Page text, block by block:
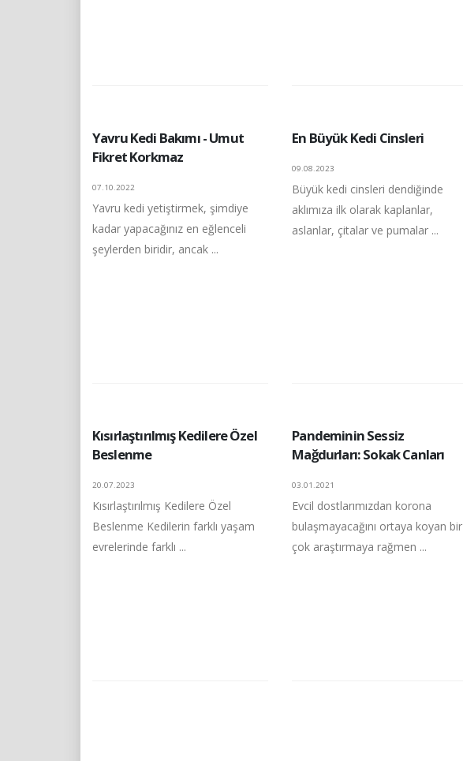
Yavru Kedi Bakımı - Umut
Fikret Korkmaz
07.10.2022
Yavru kedi yetiştirmek, şimdiye
kadar yapacağınız en eğlenceli
şeylerden biridir, ancak ...
En Büyük Kedi Cinsleri
09.08.2023
Büyük kedi cinsleri dendiğinde
aklımıza ilk olarak kaplanlar,
aslanlar, çitalar ve pumalar ...
Kısırlaştırılmış Kedilere Özel
Beslenme
20.07.2023
Kısırlaştırılmış Kedilere Özel
Beslenme Kedilerin farklı yaşam
evrelerinde farklı ...
Pandeminin Sessiz
Mağdurları: Sokak Canları
03.01.2021
Evcil dostlarımızdan korona
bulaşmayacağını ortaya koyan bir
çok araştırmaya rağmen ...